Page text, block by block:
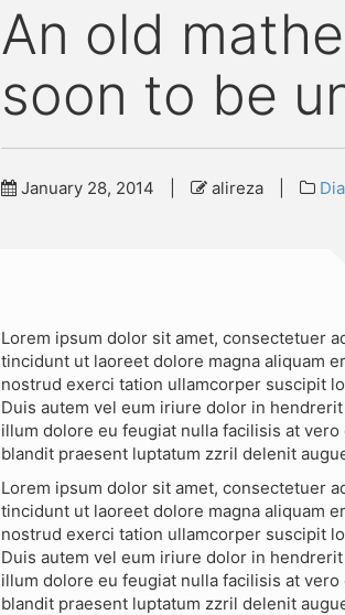
An old
soon to be
January 28, 2014 alireza
Lorem ipsum dolor sit amet, consectetuer
tincidunt ut laoreet dolore magna aliquam
nostrud exerci tation ullamcorper suscipit
Duis autem vel eum iriure dolor in
illum dolore eu feugiat nulla facilisis at
blandit praesent luptatum zzril delenit
Lorem ipsum dolor sit amet, consectetuer
tincidunt ut laoreet dolore magna aliquam
nostrud exerci tation ullamcorper suscipit
Duis autem vel eum iriure dolor in
illum dolore eu feugiat nulla facilisis at
blandit praesent luptatum zzril delenit